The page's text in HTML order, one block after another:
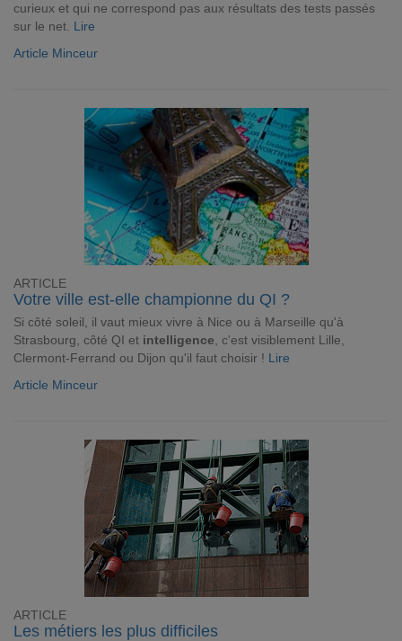
curieux et qui ne correspond pas aux résultats des tests passés
sur le net. Lire
Article Minceur
ARTICLE
Votre ville est-elle championne du QI ?
Si côté soleil, il vaut mieux vivre à Nice ou à Marseille qu'à
Strasbourg, côté QI et intelligence , c'est visiblement Lille,
Clermont-Ferrand ou Dijon qu'il faut choisir ! Lire
Article Minceur
ARTICLE
Les métiers les plus difficiles